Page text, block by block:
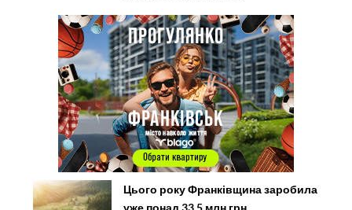
Цього року Франківщина заробила
уже понад 33,5 млн грн